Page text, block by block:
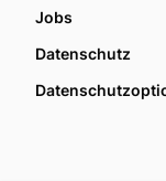
Jobs
Datenschutz